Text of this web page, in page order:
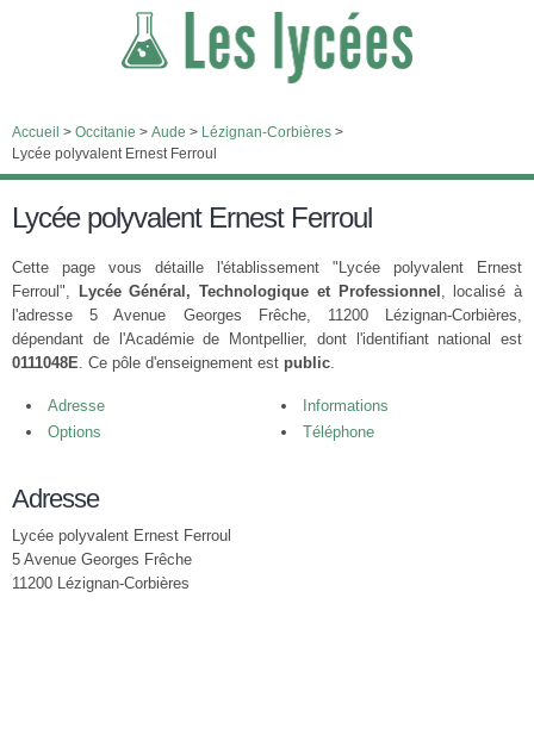
Accueil > Occitanie > Aude > Lézignan-Corbières >
Lycée polyvalent Ernest Ferroul
Lycée polyvalent Ernest Ferroul
Cette page vous détaille l'établissement "Lycée polyvalent Ernest
Ferroul",
Lycée Général, Technologique et Professionnel , localisé à
l'adresse 5 Avenue Georges Frêche, 11200 Lézignan-Corbières,
dépendant de l'Académie de Montpellier, dont l'identifiant national est
0111048E. Ce pôle d'enseignement est public.
Adresse
Informations
Options
Téléphone
Adresse
Lycée polyvalent Ernest Ferroul
5 Avenue Georges Frêche
11200 Lézignan-Corbières